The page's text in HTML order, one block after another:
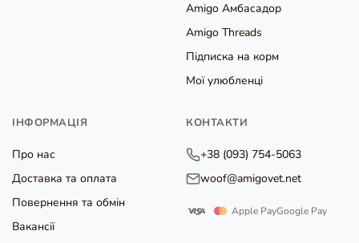
Amigo Амбасадор
Amigo Threads
Підписка на корм
Мої улюбленці
ІНФОРМАЦІЯ
Про нас
Доставка та оплата
Повернення та обмін
Вакансії
КОНТАКТИ
+38 (093) 754-5063
woof@amigovet.net
Apple PayGoogle Pay